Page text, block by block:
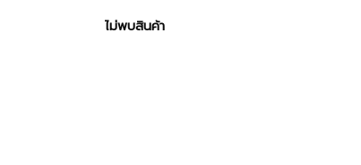
ไม่พบสินค้า